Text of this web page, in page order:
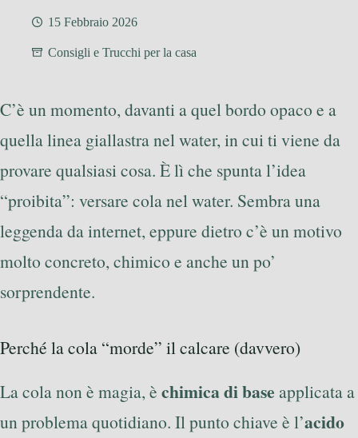
15 Febbraio 2026
Consigli e Trucchi per la casa
C’è un momento, davanti a quel bordo opaco e a
quella linea giallastra nel water, in cui ti viene da
provare qualsiasi cosa. È lì che spunta l’idea
“proibita”: versare cola nel water. Sembra una
leggenda da internet, eppure dietro c’è un motivo
molto concreto, chimico e anche un po’
sorprendente.
Perché la cola “morde” il calcare (davvero)
La cola non è magia, è chimica di base applicata a
un problema quotidiano. Il punto chiave è l’acido